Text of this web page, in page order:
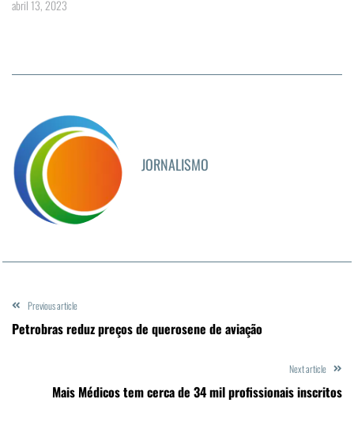
abril 13, 2023
JORNALISMO
Previous article
Petrobras reduz preços de querosene de aviação
Next article
Mais Médicos tem cerca de 34 mil profissionais inscritos